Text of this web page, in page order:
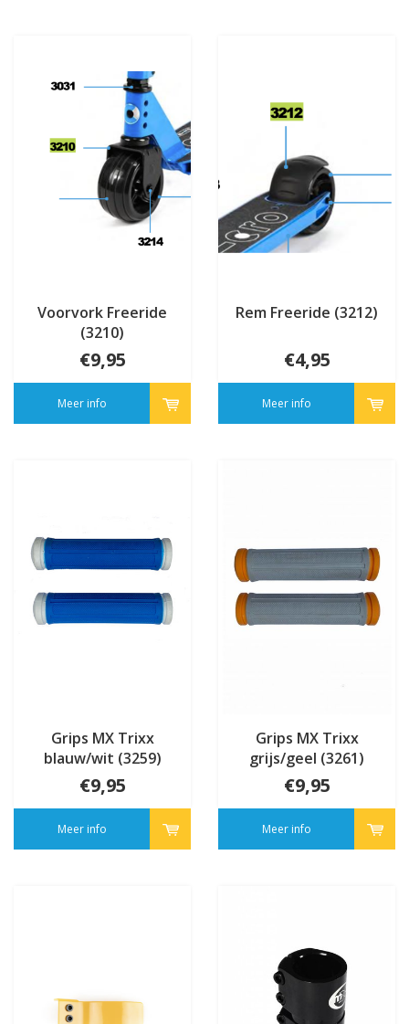
Voorvork Freeride
(3210)
€9,95
Meer info
Rem Freeride (3212)
€4,95
Meer info
Grips MX Trixx
blauw/wit (3259)
€9,95
Meer info
Grips MX Trixx
grijs/geel (3261)
€9,95
Meer info